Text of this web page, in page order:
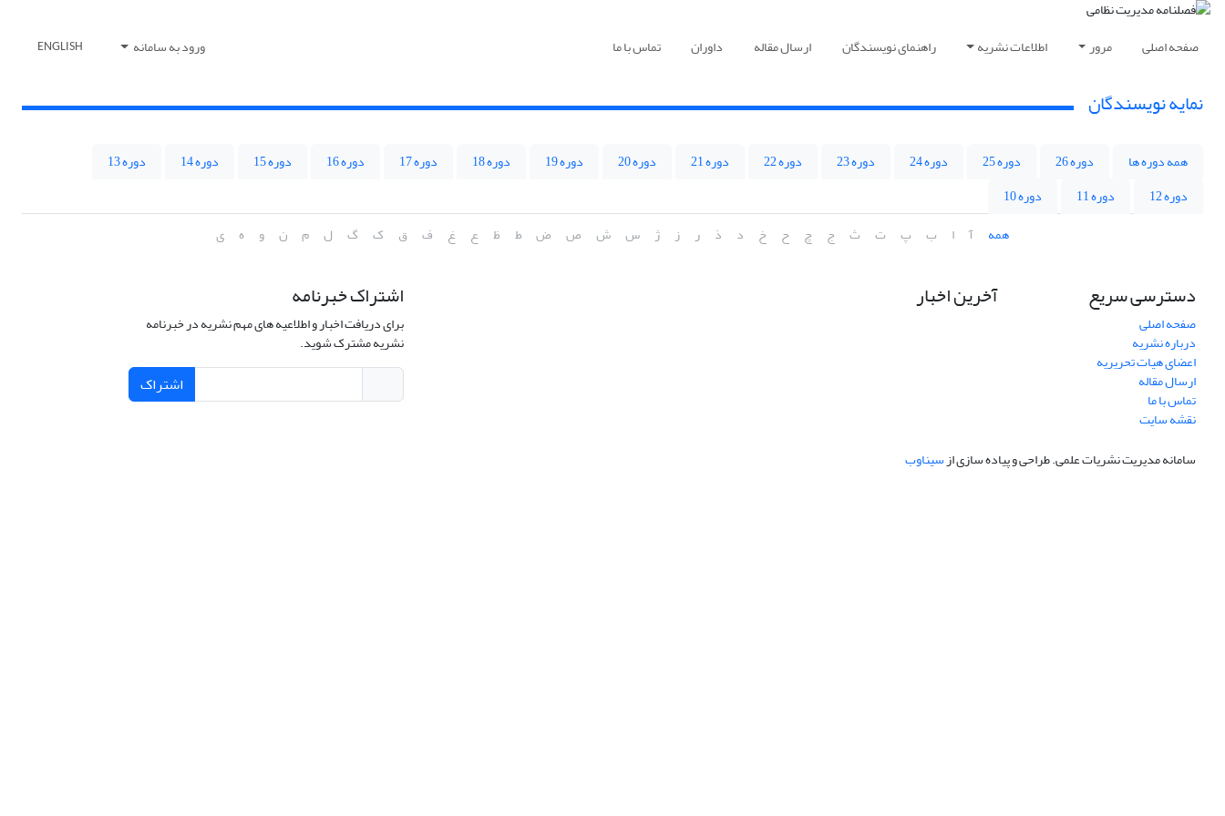
صفحه اصلی مرور اطلاعات نشریه راهنمای نویسندگان ارسال مقاله داوران تماس با ما ورود به سامانه ENGLISH
نمایه نویسندگان
همه دوره ها دوره 26 دوره 25 دوره 24 دوره 23 دوره 22 دوره 21 دوره 20 دوره 19 دوره 18 دوره 17 دوره 16 دوره 15 دوره 14
دوره 13
دوره 12
دوره 11
دوره 10
همه
آ ا ب پ ت ث ج چ ح خ د ذ ر ز ژ س ش ص ض ط ظ ع غ ف ق ک گ ل م ن و ه ی
دسترسی سریع
صفحه اصلی
درباره نشریه
اعضای هیات تحریریه
ارسال مقاله
تماس با ما
نقشه سایت
آخرین اخبار اشتراک خبرنامه
برای دریافت اخبار و اطلاعیه های مهم نشریه در خبرنامه
نشریه مشترک شوید.
اشتراک
سامانه مدیریت نشریات علمی.طراحی و پیاده سازی ازسیناوب